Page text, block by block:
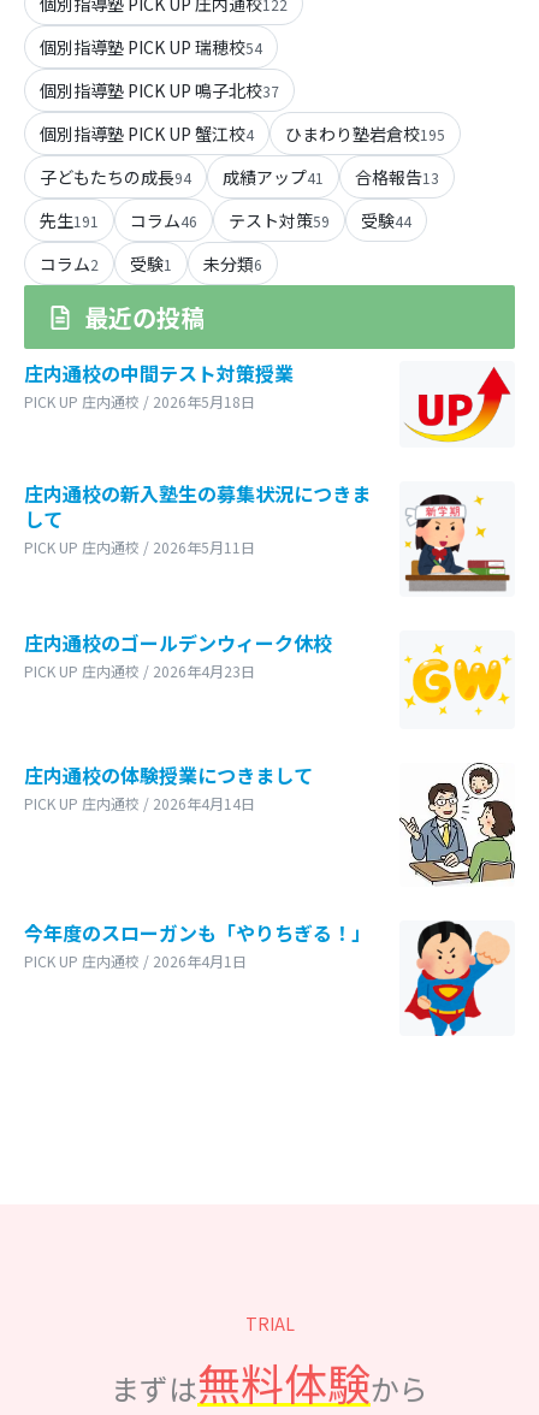
個別指導塾 PICK UP 瑞穂校54
個別指導塾 PICK UP 鳴子北校37
個別指導塾 PICK UP 蟹江校4 ひまわり塾岩倉校195
子どもたちの成長94 成績アップ41 合格報告13
先生191 コラム46 テスト対策59 受験44
コラム2 受験1 未分類6
最近の投稿
庄内通校の中間テスト対策授業
PICK UP 庄内通校 / 2026年5月18日
庄内通校の新入塾生の募集状況につきま
して
PICK UP 庄内通校 / 2026年5月11日
庄内通校のゴールデンウィーク休校
PICK UP 庄内通校 / 2026年4月23日
庄内通校の体験授業につきまして
PICK UP 庄内通校 / 2026年4月14日
今年度のスローガンも「やりちぎる！」
PICK UP 庄内通校 / 2026年4月1日
TRIAL
まずは無料体験から